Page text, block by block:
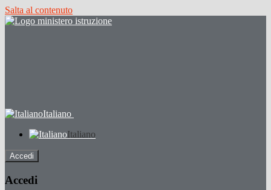
Salta al contenuto
Italiano
Italiano
Accedi
Accedi